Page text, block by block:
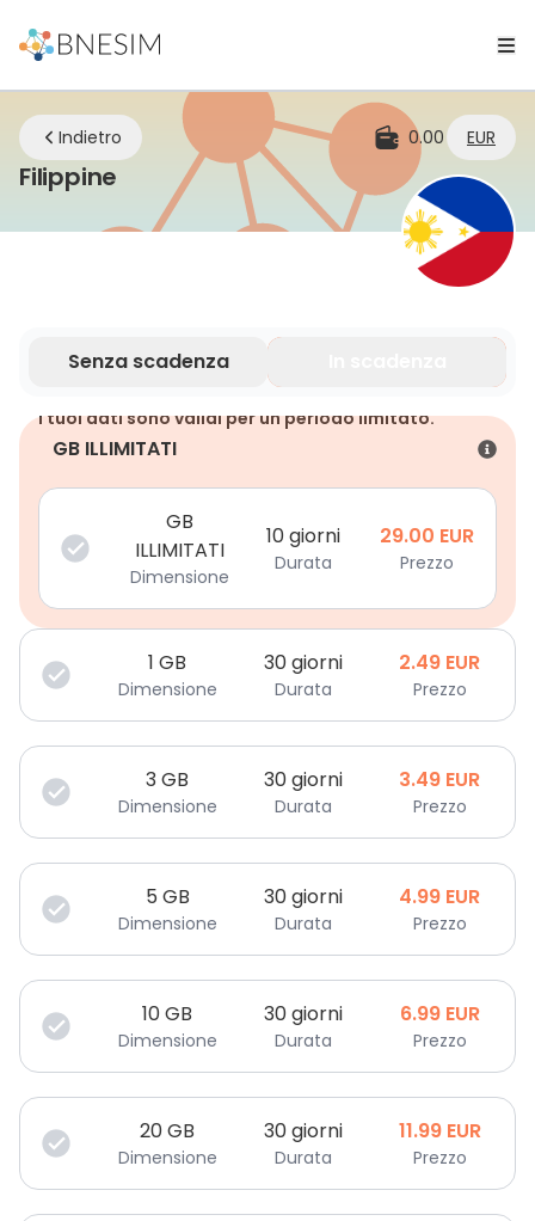
Indietro 0.00 EUR
Filippine eSIM | Rimani connesso ovunque
Senza scadenza
I tuoi dati sono validi per un periodo limitato.
GB ILLIMITATI
GB
ILLIMITATI
Dimensione
10 giorni
Durata
29.00 EUR
Prezzo
1 GB
Dimensione
30 giorni
Durata
2.49 EUR
Prezzo
3GB
Dimensione
30 giorni
Durata
3.49 EUR
Prezzo
5 GB
Dimensione
30 giorni
Durata
4.99 EUR
Prezzo
10GB
Dimensione
30 giorni
Durata
6.99 EUR
Prezzo
20GB
Dimensione
30 giorni
Durata
11.99 EUR
Prezzo